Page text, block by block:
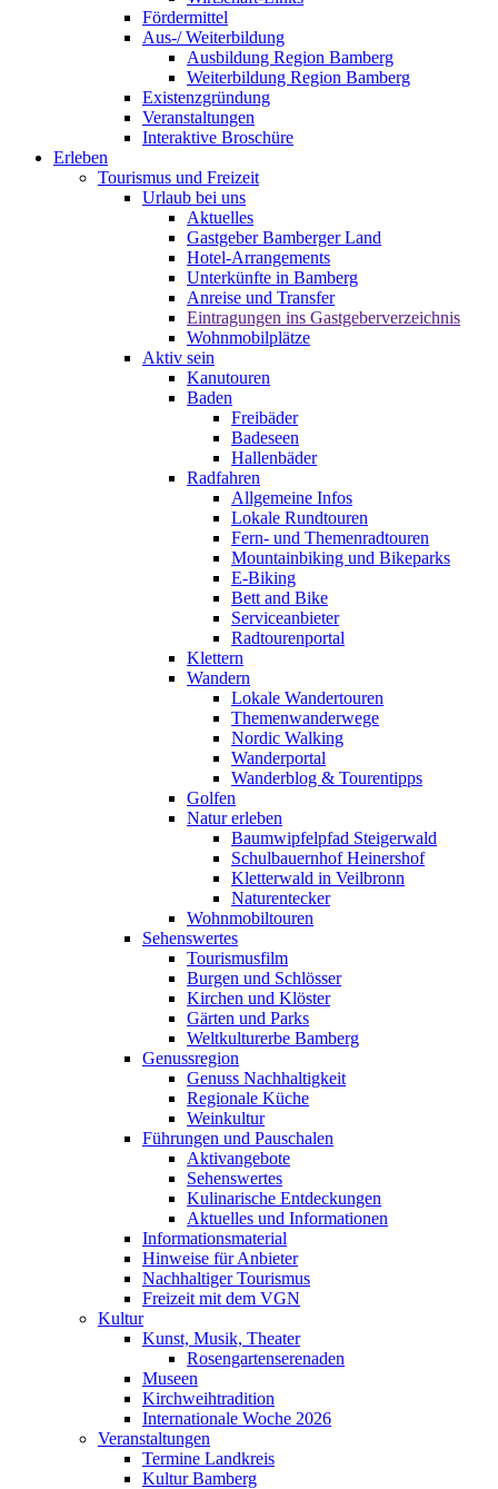
Fördermittel
Aus-/ Weiterbildung
Ausbildung Region Bamberg
Weiterbildung Region Bamberg
Existenzgründung
Veranstaltungen
Interaktive Broschüre
Erleben
Tourismus und Freizeit
Urlaub bei uns
Aktuelles
Gastgeber Bamberger Land
Hotel-Arrangements
Unterkünfte in Bamberg
Anreise und Transfer
Eintragungen ins Gastgeberverzeichnis
Wohnmobilplätze
Aktiv sein
Kanutouren
Baden
Freibäder
Badeseen
Hallenbäder
Radfahren
Allgemeine Infos
Lokale Rundtouren
Fern- und Themenradtouren
Mountainbiking und Bikeparks
E-Biking
Bett and Bike
Serviceanbieter
Radtourenportal
Klettern
Wandern
Lokale Wandertouren
Themenwanderwege
Nordic Walking
Wanderportal
Wanderblog & Tourentipps
Golfen
Natur erleben
Baumwipfelpfad Steigerwald
Schulbauernhof Heinershof
Kletterwald in Veilbronn
Naturentecker
Wohnmobiltouren
Sehenswertes
Tourismusfilm
Burgen und Schlösser
Kirchen und Klöster
Gärten und Parks
Weltkulturerbe Bamberg
Genussregion
Genuss Nachhaltigkeit
Regionale Küche
Weinkultur
Führungen und Pauschalen
Aktivangebote
Sehenswertes
Kulinarische Entdeckungen
Aktuelles und Informationen
Informationsmaterial
Hinweise für Anbieter
Nachhaltiger Tourismus
Freizeit mit dem VGN
Kultur
Kunst, Musik, Theater
Rosengartenserenaden
Museen
Kirchweihtradition
Internationale Woche 2026
Veranstaltungen
Termine Landkreis
Kultur Bamberg